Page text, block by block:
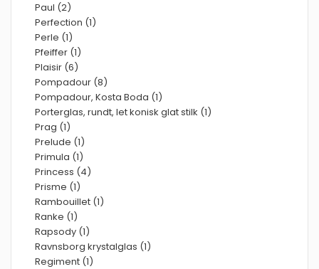
Paul (2)
Perfection (1)
Perle (1)
Pfeiffer (1)
Plaisir (6)
Pompadour (8)
Pompadour, Kosta Boda (1)
Porterglas, rundt, let konisk glat stilk (1)
Prag (1)
Prelude (1)
Primula (1)
Princess (4)
Prisme (1)
Rambouillet (1)
Ranke (1)
Rapsody (1)
Ravnsborg krystalglas (1)
Regiment (1)